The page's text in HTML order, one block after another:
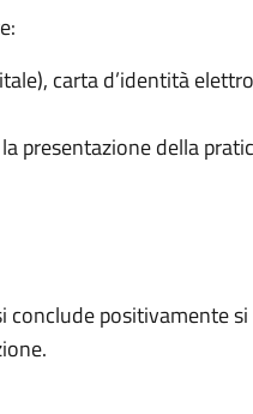
carta d’identità
presentazione della
positivamente